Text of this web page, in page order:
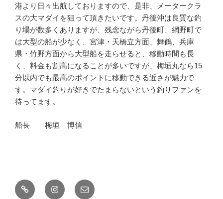
港より日々出航しておりますので、是非、メータークラ
スの大マダイを狙って頂きたいです。丹後沖は良質な釣
り場が数多くありますが、残念ながら丹後町、網野町で
は大型の船が少なく、宮津・天橋立方面、舞鶴、兵庫
県・竹野方面から大型船を走らせると、移動時間も長
く、料金も割高になることが多いですが、梅垣丸なら15
分以内でも最高のポイントに移動できる近さが魅力で
す。マダイ釣りが好きでたまらないという釣りファンを
待ってます。
船長 梅垣 博信
釣
Instagramメ